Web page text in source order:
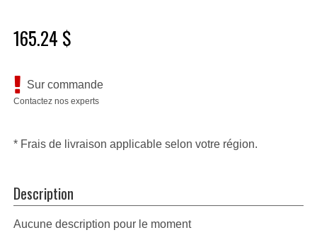
165.24 $
Sur commande
Contactez nos experts
* Frais de livraison applicable selon votre région.
Description
Aucune description pour le moment